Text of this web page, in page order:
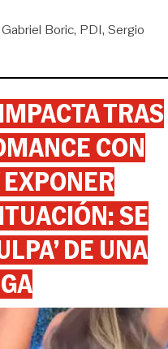
Gabriel Boric PDI Sergio
TRAS
CON
SE
DE UNA